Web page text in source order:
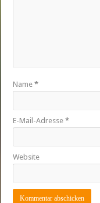
Name*
E-Mail-Adresse*
Website